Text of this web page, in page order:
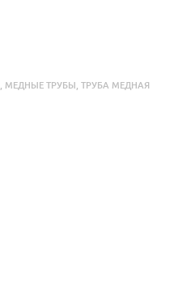
МЕДНЫЕ ТРУБЫ ,ТРУБА МЕДНАЯ